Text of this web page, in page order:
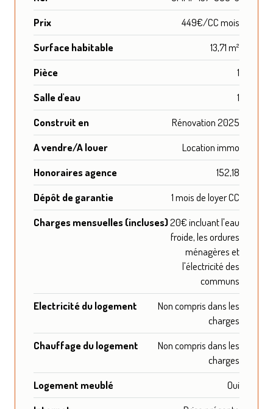
Prix
449€/CC mois
Surface habitable
13,71 m²
Pièce
1
Salle d'eau
1
Construit en
Rénovation 2025
A vendre/A louer
Location immo
Honoraires agence
152,18
Dépôt de garantie
1 mois de loyer CC
Charges mensuelles (incluses)20€ incluant l'eau
froide, les ordures
ménagères et
l'électricité des
communs
Electricité du logement
Non compris dans les
charges
Chauffage du logement
Non compris dans les
charges
Logement meublé
Oui